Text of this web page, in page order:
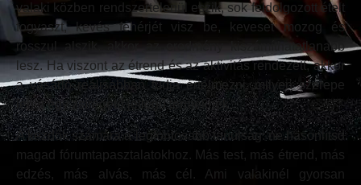
valaki közben rendszertelenül eszik, sok feldolgozott ételt
fogyaszt, kevés fehérjét visz be, keveset mozog és
rosszul alszik, akkor az eredmény kiszámíthatatlanabb
lesz. Ha viszont az étrend és az aktivitás rendezett, akkor
a vásárló reálisabban tudja értelmezni, milyen szerepe
lehet egy zsírégető jellegű terméknek.
A kezdők számára a legfontosabb tanulság: ne hasonlítsd
magad fórumtapasztalatokhoz. Más test, más étrend, más
edzés, más alvás, más cél. Ami valakinél gyorsan